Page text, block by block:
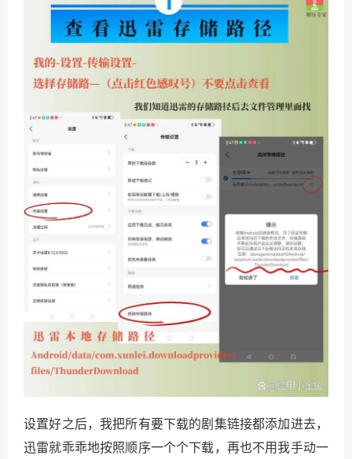
设置好之后，我把所有要下载的剧集链接都添加进去，
迅雷就乖乖地按照顺序一个个下载，再也不用我手动一